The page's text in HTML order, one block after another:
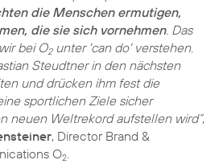
die Menschen ermutigen,
die sie sich vornehmen. Das
bei O2unter 'can do' verstehen.
Steudtner in den nächsten
und drücken ihm fest die
sportlichen Ziele sicher
neuen Weltrekord aufstellen wird“,
, Director Brand &
O2